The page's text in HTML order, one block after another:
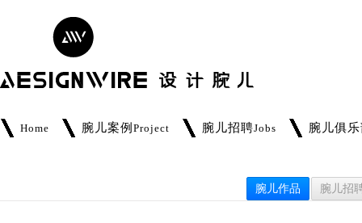
Home 腕儿案例 Project 腕儿招聘Jobs 腕儿俱
腕儿作品 腕儿招